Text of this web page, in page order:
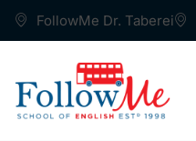
FollowMe Dr. Taberei